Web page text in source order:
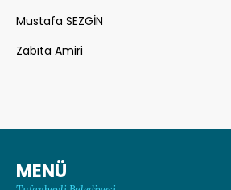
Mustafa SEZGİN
Zabıta Amiri
MENÜ